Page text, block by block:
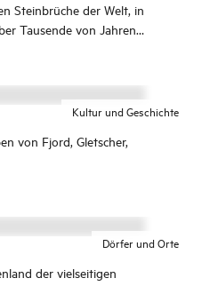
Steinbrüche der Welt, in
Tausende von Jahren
wertvolle
hat.Kultur und Geschichte
von Fjord, Gletscher,
Dörfer und Orte
der vielseitigen